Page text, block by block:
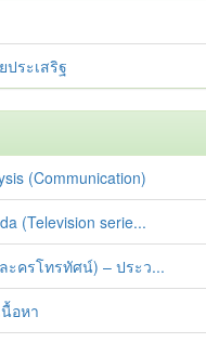
ระเสริฐ
(Communication)
(Television serie...
ะครโทรทัศน์) – ประว...
นื้อหา